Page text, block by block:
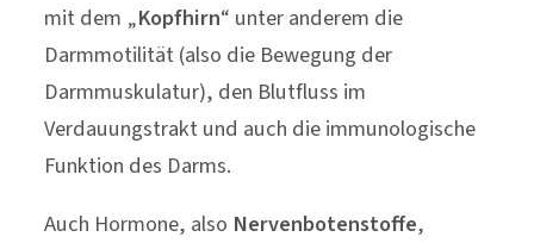
mit dem „Kopfhirn“ unter anderem die
Darmmotilität (also die Bewegung der
Darmmuskulatur), den Blutfluss im
Verdauungstrakt und auch die immunologische
Funktion des Darms.
Auch Hormone, also Nervenbotenstoffe,